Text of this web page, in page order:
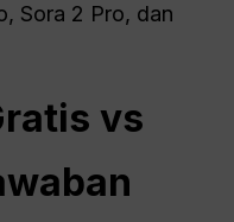
Sora 2 Pro, dan
vs